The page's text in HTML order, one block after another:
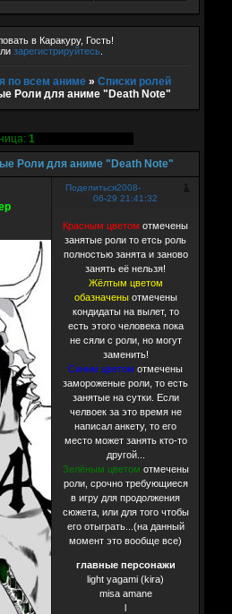
в Каракуру, Гость!
зарегистрируйтесь
по всем аниме » Списки ролей
Роли для аниме "Death Note"
Роли для аниме "Death Note"
1
Поделиться 1
2008-
06-29 21:41:32
Красным цветом отмечены
занятые роли то етсь роль
полностью занята и заново
занять её нельзя!
Жёлтым цветом
обазначеныотмечены
кондидаты на вылет, то
есть этого человека пока
не сяли с роли, но могут
заменить!
Синим цветом отмечены
замороженые роли, то есть
занятые на сутки. Если
челвоек за это время не
написал анкету, то его
место может занять кто-то
другой...
Зелёным цветом отмечены
роли, срочно требующиеся
в игру для продолжения
сюжета, или для того чтобы
его отыграть...(на данный
момент это вообще все)
главные персонажи
light yagami (kira)
misa amane
l